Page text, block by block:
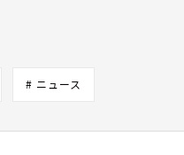
# ニュース